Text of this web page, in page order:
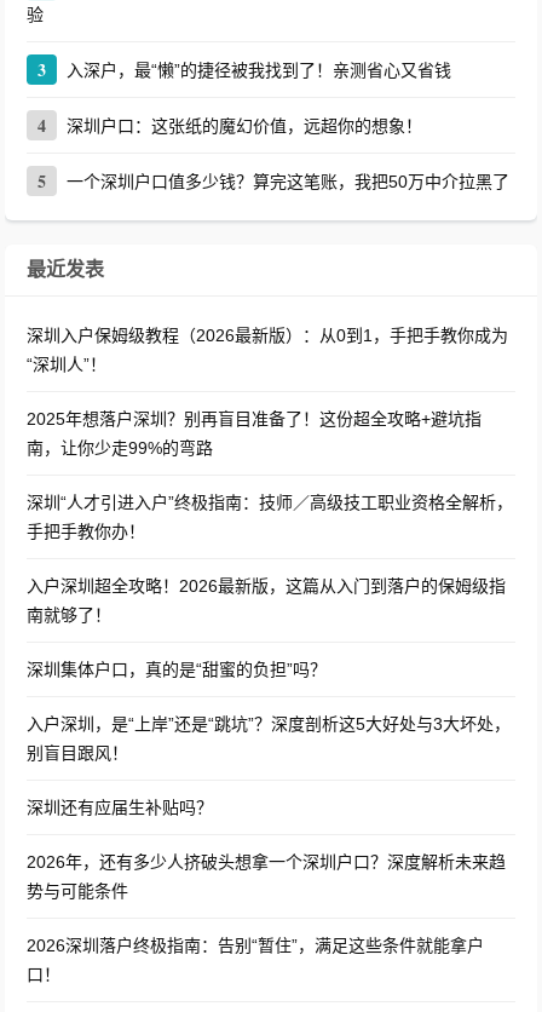
验
3 入深户，最“懒”的捷径被我找到了！亲测省心又省钱
4 深圳户口：这张纸的魔幻价值，远超你的想象！
5 一个深圳户口值多少钱？算完这笔账，我把50万中介拉黑了
最近发表
深圳入户保姆级教程（2026最新版）：从0到1，手把手教你成为
“深圳人”！
2025年想落户深圳？别再盲目准备了！这份超全攻略+避坑指
南，让你少走99%的弯路
深圳“人才引进入户”终极指南：技师／高级技工职业资格全解析，
手把手教你办！
入户深圳超全攻略！2026最新版，这篇从入门到落户的保姆级指
南就够了！
深圳集体户口，真的是“甜蜜的负担”吗？
入户深圳，是“上岸”还是“跳坑”？深度剖析这5大好处与3大坏处，
别盲目跟风！
深圳还有应届生补贴吗？
2026年，还有多少人挤破头想拿一个深圳户口？深度解析未来趋
势与可能条件
2026深圳落户终极指南：告别“暂住”，满足这些条件就能拿户
口！